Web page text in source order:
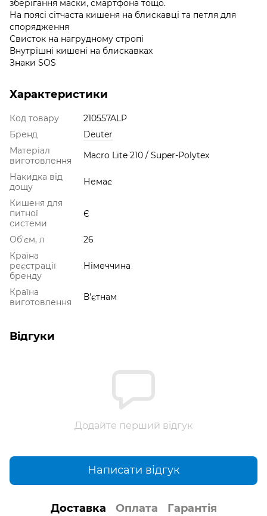
зберігання маски, смартфона тощо.
На поясі сітчаста кишеня на блискавці та петля для
спорядження
Свисток на нагрудному стропі
Внутрішні кишені на блискавках
Знаки SOS
Характеристики
Код товару
210557ALP
Бренд
Deuter
Матеріал
виготовлення
Macro Lite 210 / Super-Polytex
Накидка від
дощу
Немає
Кишеня для
питної
системи
Є
Об'єм, л
26
Країна
реєстрації
бренду
Німеччина
Країна
виготовлення
В'єтнам
Відгуки
Додайте перший відгук
Написати відгук
Доставка Оплата Гарантія